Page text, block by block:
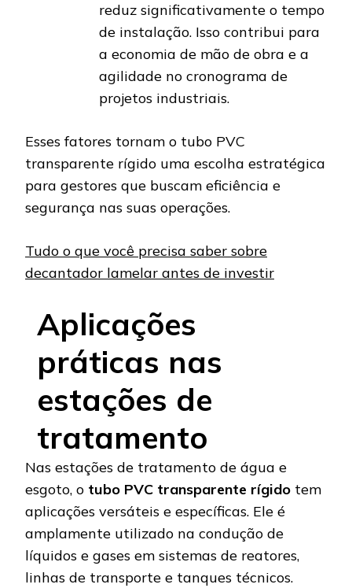
reduz significativamente o tempo
de instalação. Isso contribui para
a economia de mão de obra e a
agilidade no cronograma de
projetos industriais.
Esses fatores tornam o tubo PVC
transparente rígido uma escolha estratégica
para gestores que buscam eficiência e
segurança nas suas operações.
Tudo o que você precisa saber sobre
decantador lamelar antes de investir
Aplicações
práticas nas
estações de
tratamento
Nas estações de tratamento de água e
esgoto, o tubo PVC transparente rígido tem
aplicações versáteis e específicas. Ele é
amplamente utilizado na condução de
líquidos e gases em sistemas de reatores,
linhas de transporte e tanques técnicos.